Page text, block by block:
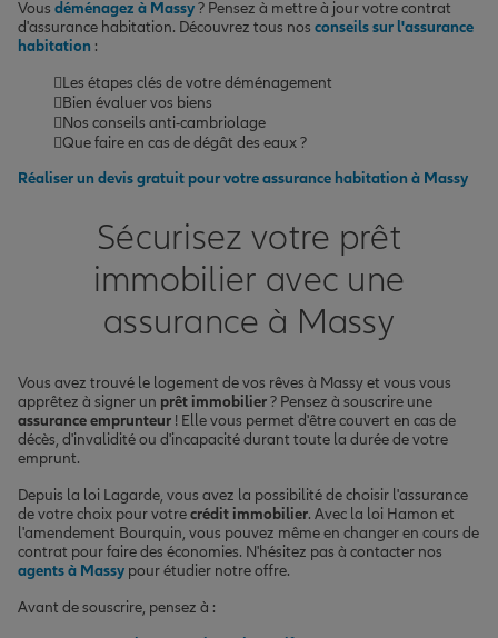
Vous déménagez à Massy? Pensez à mettre à jour votre contrat
d'assurance habitation. Découvrez tous nos conseils sur l'assurance
habitation :
Les étapes clés de votre déménagement
Bien évaluer vos biens
Nos conseils anti-cambriolage
Que faire en cas de dégât des eaux ?
Réaliser un devis gratuit pour votre assurance habitation à Massy
Sécurisez votre prêt
immobilier avec une
assurance à Massy
Vous avez trouvé le logement de vos rêves à Massy et vous vous
apprêtez à signer un prêt immobilier? Pensez à souscrire une
assurance emprunteur ! Elle vous permet d'être couvert en cas de
décès, d'invalidité ou d'incapacité durant toute la durée de votre
emprunt.
Depuis la loi Lagarde, vous avez la possibilité de choisir l'assurance
de votre choix pour votrecrédit immobilier. Avec la loi Hamon et
l'amendement Bourquin, vous pouvez même en changer en cours de
contrat pour faire des économies. N'hésitez pas à contacter nos
agents à Massy pour étudier notre offre.
Avant de souscrire, pensez à :